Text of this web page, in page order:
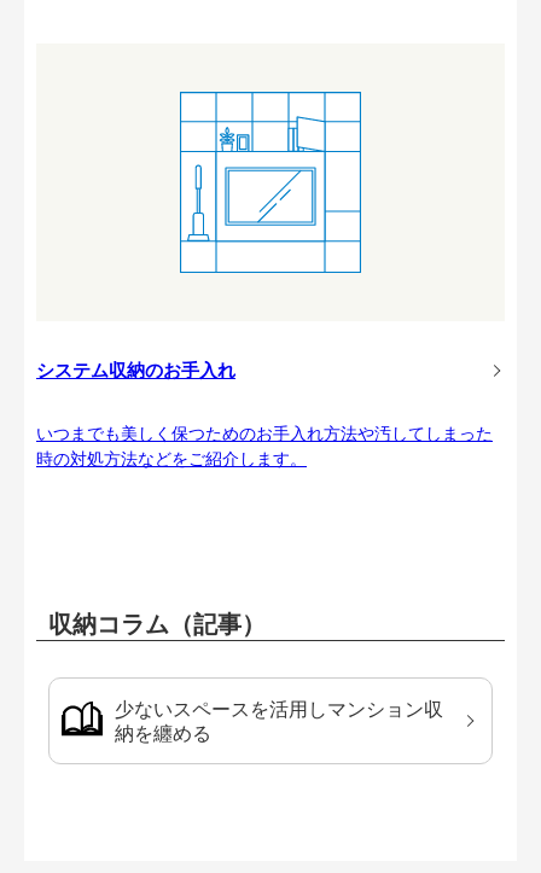
システム収納のお手入れ
いつまでも美しく保つためのお手入れ方法や汚してしまった
時の対処方法などをご紹介します。
収納コラム（記事）
少ないスペースを活用しマンション収
納を纏める